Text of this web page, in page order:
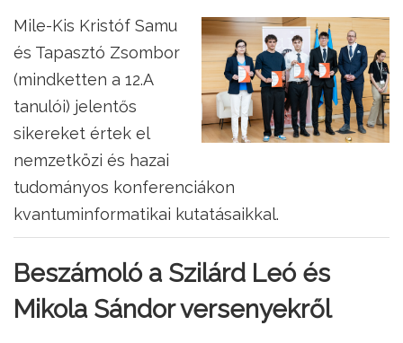
Mile-Kis Kristóf Samu
és Tapasztó Zsombor
(mindketten a 12.A
tanulói) jelentős
sikereket értek el
nemzetközi és hazai
tudományos konferenciákon
kvantuminformatikai kutatásaikkal.
Beszámoló a Szilárd Leó és
Mikola Sándor versenyekről